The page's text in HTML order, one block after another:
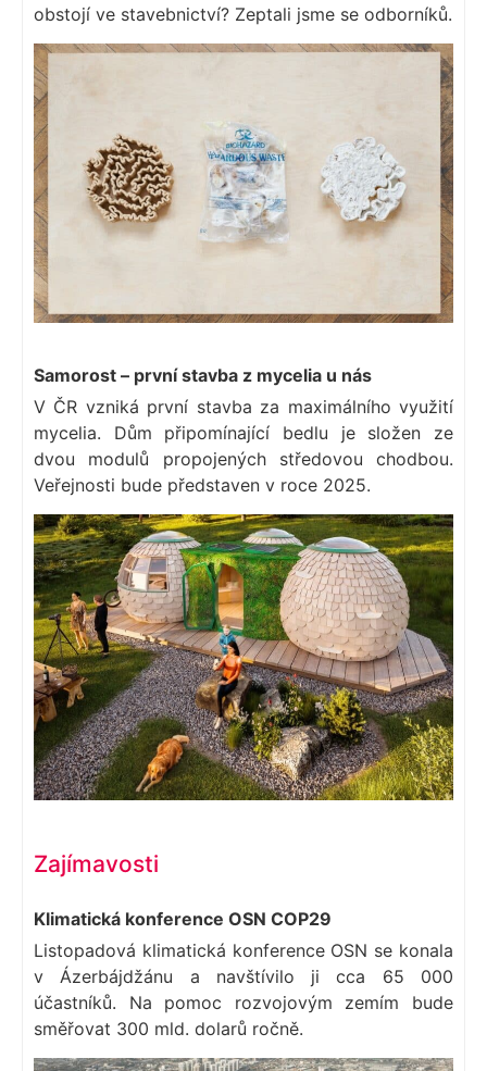
obstojí ve stavebnictví? Zeptali jsme se odborníků.
Samorost – první stavba z mycelia u nás
V ČR vzniká první stavba za maximálního využití
mycelia. Dům připomínající bedlu je složen ze
dvou modulů propojených středovou chodbou.
Veřejnosti bude představen v roce 2025.
Zajímavosti
Klimatická konference OSN COP29
Listopadová klimatická konference OSN se konala
v Ázerbájdžánu a navštívilo ji cca 65 000
účastníků. Na pomoc rozvojovým zemím bude
směřovat 300 mld. dolarů ročně.